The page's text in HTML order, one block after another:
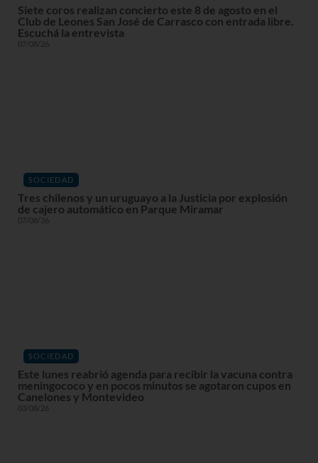
Siete coros realizan concierto este 8 de agosto en el
Club de Leones San José de Carrasco con entrada libre.
Escuchá la entrevista
07/08/26
SOCIEDAD
Tres chilenos y un uruguayo a la Justicia por explosión
de cajero automático en Parque Miramar
07/08/26
SOCIEDAD
Este lunes reabrió agenda para recibir la vacuna contra
meningococo y en pocos minutos se agotaron cupos en
Canelones y Montevideo
03/08/26